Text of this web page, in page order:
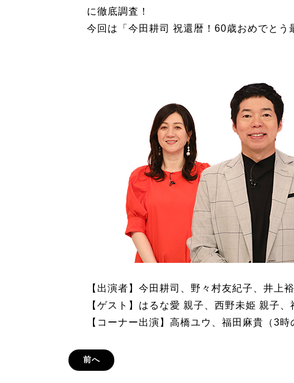
に徹底調査！
今回は「今田耕司 祝還暦！60歳おめでとう
【出演者】今田耕司、野々村友紀子、井上
【ゲスト】はるな愛 親子、西野未姫 親子
【コーナー出演】高橋ユウ、福田麻貴（3
前へ